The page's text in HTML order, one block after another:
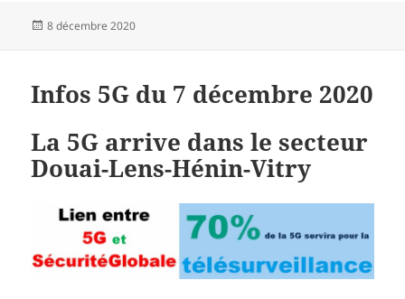
Publié
8 décembre 2020
Infos 5G du 7 décembre 2020
La 5G arrive dans le secteur
Douai-Lens-Hénin-Vitry